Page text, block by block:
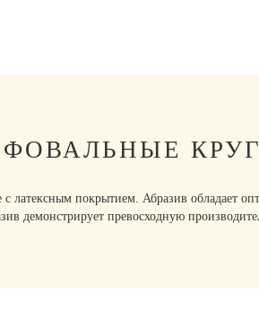
покрытием. Абразив обладает
демонстрирует превосходную